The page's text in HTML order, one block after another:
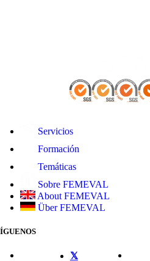
Servicios
Formación
Temáticas
Sobre FEMEVAL
About FEMEVAL
Über FEMEVAL